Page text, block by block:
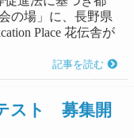
の場」に、長野県
Place 花伝舎が
記事を読む
スト 募集開